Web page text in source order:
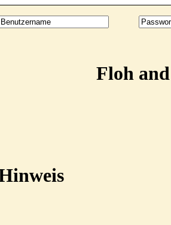
Floh